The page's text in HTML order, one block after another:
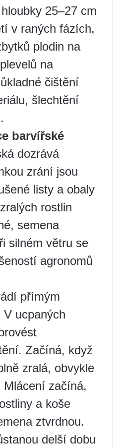
25–27 cm
v raných fázích,
plodin na
na
čištění
šlechtění
barvířské
dozrává
zrání jsou
listy a obaly
rostlin
semena
silném větru se
agronomů
přímým
ucpaných
Začíná, když
zralá, obvykle
Mlácení začíná,
a koše
ztvrdnou.
delší dobu